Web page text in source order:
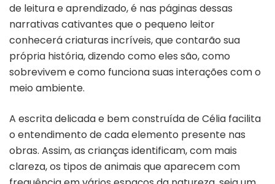
de leitura e aprendizado, é nas páginas dessas
narrativas cativantes que o pequeno leitor
conhecerá criaturas incríveis, que contarão sua
própria história, dizendo como eles são, como
sobrevivem e como funciona suas interações com o
meio ambiente.
A escrita delicada e bem construída de Célia facilita
o entendimento de cada elemento presente nas
obras. Assim, as crianças identificam, com mais
clareza, os tipos de animais que aparecem com